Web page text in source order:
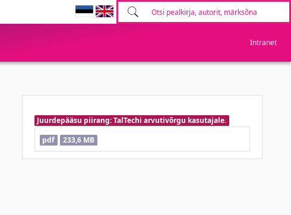
Intranet
Juurdepääsu piirang: TalTechi arvutivõrgu kasutajale.
pdf
233,6 MB